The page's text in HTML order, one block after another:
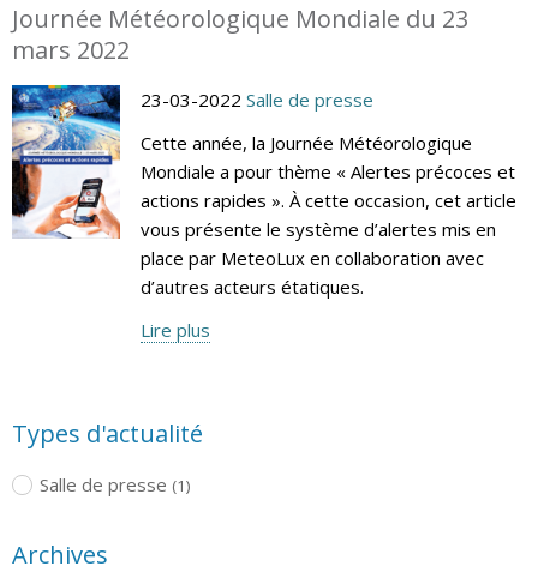
Journée Météorologique Mondiale du 23
mars 2022
23-03-2022 Salle de presse
Cette année, la Journée Météorologique
Mondiale a pour thème « Alertes précoces et
actions rapides ». À cette occasion, cet article
vous présente le système d’alertes mis en
place par MeteoLux en collaboration avec
d’autres acteurs étatiques.
Lire plus
Types d'actualité
Salle de presse (1)
Archives